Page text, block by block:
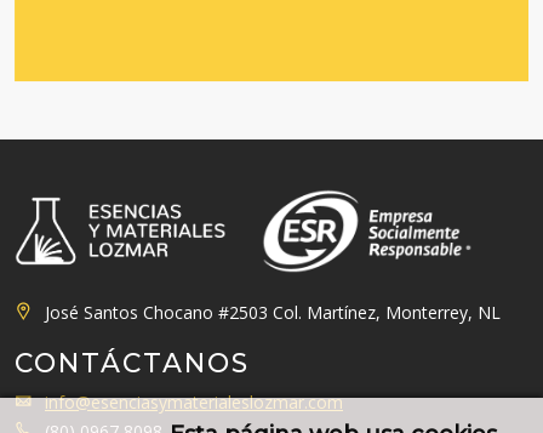
José Santos Chocano #2503 Col. Martínez, Monterrey, NL
CONTÁCTANOS
info@esenciasymaterialeslozmar.com